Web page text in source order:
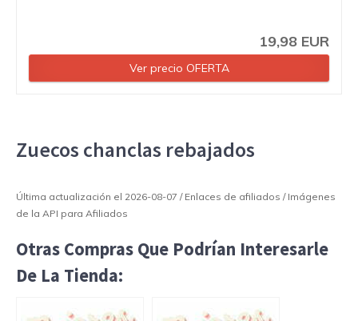
19,98 EUR
Ver precio OFERTA
Zuecos chanclas rebajados
Última actualización el 2026-08-07 / Enlaces de afiliados / Imágenes
de la API para Afiliados
Otras Compras Que Podrían Interesarle
De La Tienda: